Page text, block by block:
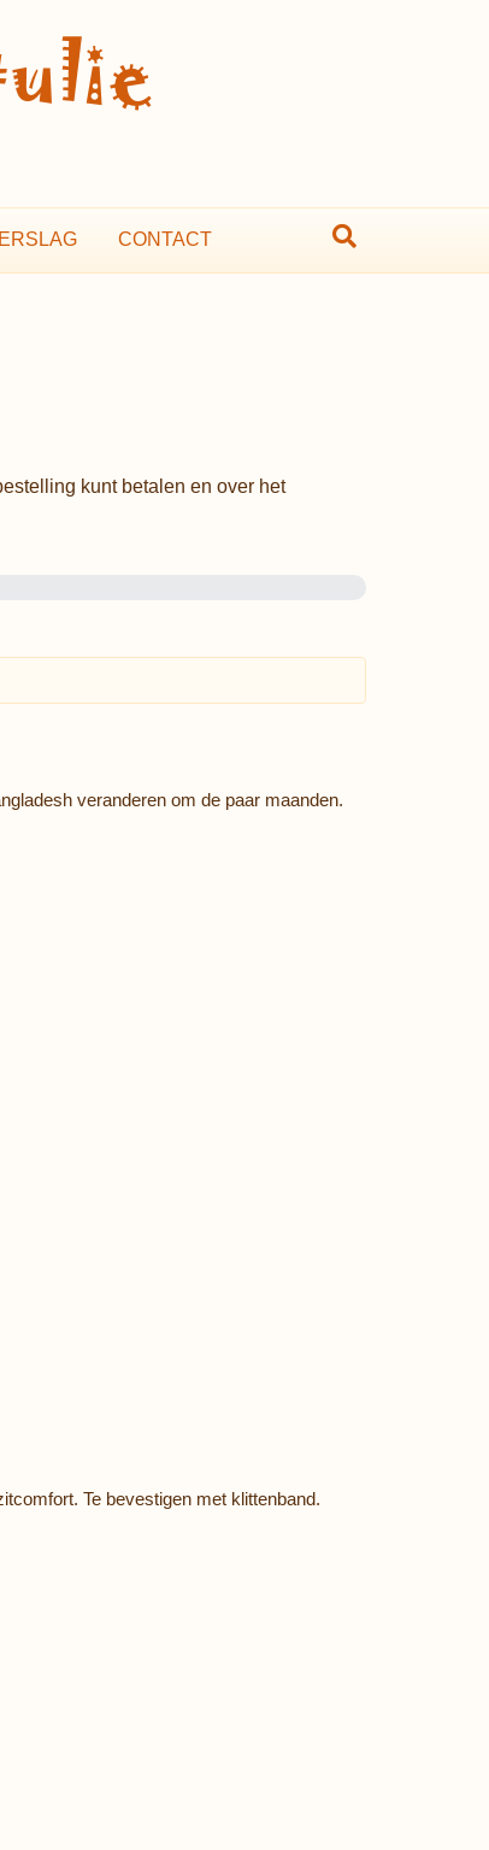
CONTACT
kunt betalen en over het
veranderen om de paar maanden.
Te bevestigen met klittenband.